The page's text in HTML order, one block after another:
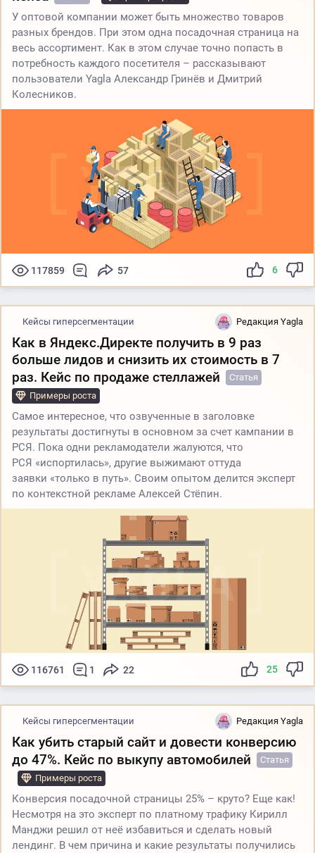
У оптовой компании может быть множество товаров
разных брендов. При этом одна посадочная страница на
весь ассортимент. Как в этом случае точно попасть в
потребность каждого посетителя – рассказывают
пользователи Yagla Александр Гринёв и Дмитрий
Колесников.
117859 57 6
Кейсы гиперсегментации Редакция Yagla
Как в Яндекс.Директе получить в 9 раз
больше лидов и снизить их стоимость в 7
раз. Кейс по продаже стеллажей
Статья
Примеры роста
Самое интересное, что озвученные в заголовке
результаты достигнуты в основном за счет кампании в
РСЯ. Пока одни рекламодатели жалуются, что
РСЯ «испортилась», другие выжимают оттуда
заявки «только в путь». Своим опытом делится эксперт
по контекстной рекламе Алексей Стёпин.
116761 1 22 25
Кейсы гиперсегментации Редакция Yagla
Как убить старый сайт и довести конверсию
до 47%. Кейс по выкупу автомобилей
Статья
Примеры роста
Конверсия посадочной страницы 25% – круто? Еще как!
Несмотря на это эксперт по платному трафику Кирилл
Манджи решил от неё избавиться и сделать новый
лендинг. В чем причина и какие результаты получились